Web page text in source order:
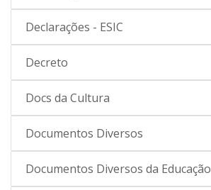
Declarações - ESIC
Decreto
Docs da Cultura
Documentos Diversos
Documentos Diversos da Educação